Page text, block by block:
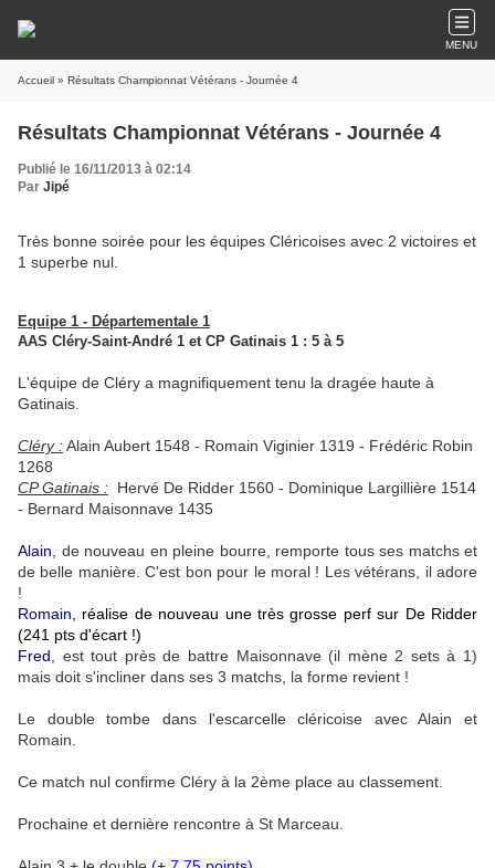
MENU
Accueil » Résultats Championnat Vétérans - Journée 4
Résultats Championnat Vétérans - Journée 4
Publié le 16/11/2013 à 02:14
Par Jipé
Très bonne soirée pour les équipes Cléricoises avec 2 victoires et
1 superbe nul.
Equipe 1 - Départementale 1
AAS Cléry-Saint-André 1 et CP Gatinais 1 : 5 à 5
L'équipe de Cléry a magnifiquement tenu la dragée haute à
Gatinais.
Cléry :Alain Aubert 1548 - Romain Viginier 1319 - Frédéric Robin
1268
CP Gatinais : Hervé De Ridder 1560 - Dominique Largillière 1514
- Bernard Maisonnave 1435
Alain , de nouveau en pleine bourre, remporte tous ses matchs et
de belle manière. C'est bon pour le moral ! Les vétérans, il adore
!
Romain , réalise de nouveau une très grosse perf sur De Ridder
(241 pts d'écart !)
Fred , est tout près de battre Maisonnave (il mène 2 sets à 1)
mais doit s'incliner dans ses 3 matchs, la forme revient !
Le double tombe dans l'escarcelle cléricoise avec Alain et
Romain.
Ce match nul confirme Cléry à la 2ème place au classement.
Prochaine et dernière rencontre à St Marceau.